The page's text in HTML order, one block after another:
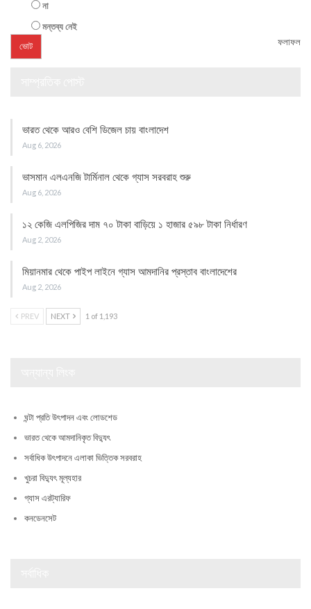
না
মন্তব্য নেই
ফলাফল
ভারত থেকে আরও বেশি ডিজেল চায় বাংলাদেশ
Aug 6, 2026
ভাসমান এলএনজি টার্মিনাল থেকে গ্যাস সরবরাহ শুরু
Aug 6, 2026
১২ কেজি এলপিজির দাম ৭০ টাকা বাড়িয়ে ১ হাজার ৫৯৮ টাকা নির্ধারণ
Aug 2, 2026
মিয়ানমার থেকে পাইপ লাইনে গ্যাস আমদানির প্রস্তাব বাংলাদেশের
Aug 2, 2026
PREV NEXT 1 of 1,193
ঘন্টা প্রতি উৎপাদন এবং লোডশেড
ভারত থেকে আমদানিকৃত বিদ্যুৎ
সর্বাধিক উৎপাদনে এলাকা ভিত্তিক সরবরাহ
খুচরা বিদ্যুৎ মূল্যহার
গ্যাস এরট্যারিফ
কনডেনসেট